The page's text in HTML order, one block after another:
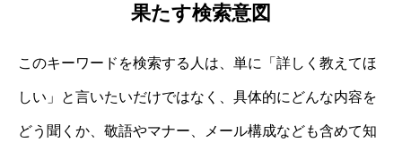
果たす検索意図
このキーワードを検索する人は、単に「詳しく教えてほ
しい」と言いたいだけではなく、具体的にどんな内容を
どう聞くか、敬語やマナー、メール構成なども含めて知